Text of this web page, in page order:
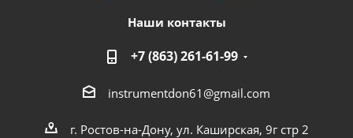
Наши контакты
+7 (863) 261-61-99
instrumentdon61@gmail.com
г. Ростов-на-Дону, ул. Каширская, 9г стр 2